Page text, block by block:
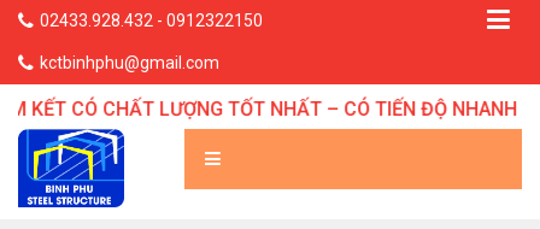
02433.928.432 - 0912322150
kctbinhphu@gmail.com
KẾT CÓ CHẤT LƯỢNG TỐT NHẤT – CÓ TIẾN ĐỘ NHANH